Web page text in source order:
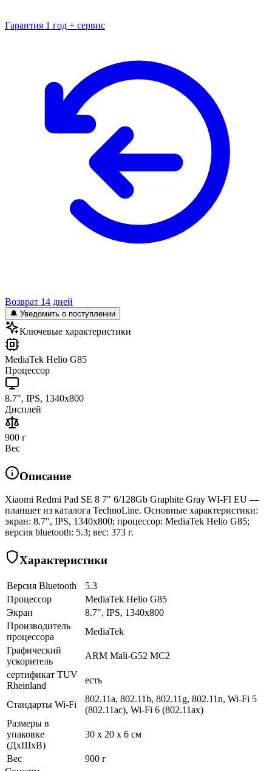
Гарантия 1 год + сервис
Возврат 14 дней
🔔 Уведомить о поступлении
Ключевые характеристики
MediaTek Helio G85
Процессор
8.7", IPS, 1340x800
Дисплей
900 г
Вес
Описание
Xiaomi Redmi Pad SE 8 7" 6/128Gb Graphite Gray WI-FI EU —
планшет из каталога TechnoLine. Основные характеристики:
экран: 8.7", IPS, 1340x800; процессор: MediaTek Helio G85;
версия bluetooth: 5.3; вес: 373 г.
Характеристики
Версия Bluetooth
5.3
Процессор
MediaTek Helio G85
Экран
8.7", IPS, 1340x800
Производитель
процессора
MediaTek
Графический
ускоритель
ARM Mali-G52 MC2
сертификат TUV
Rheinland
есть
Стандарты Wi-Fi
802.11a, 802.11b, 802.11g, 802.11n, Wi-Fi 5
(802.11ac), Wi-Fi 6 (802.11ax)
Размеры в
упаковке
(ДхШхВ)
30 x 20 x 6 см
Вес
900 г